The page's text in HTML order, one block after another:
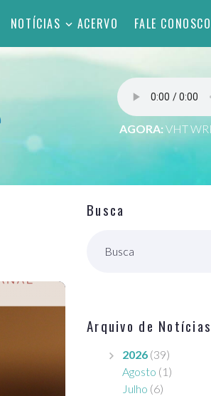
NOTÍCIAS ACERVO FALE CONOSCO
AGORA: VHT
Busca
Busca
Arquivo de Notícias
2026 (39)
Agosto (1)
Julho (6)